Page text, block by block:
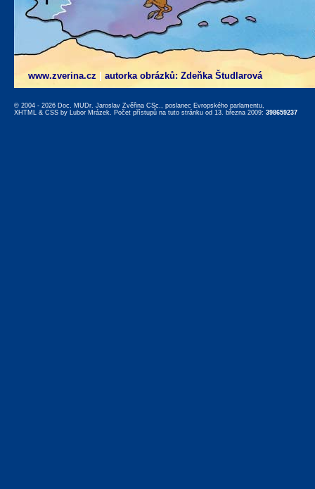
www.zverina.cz autorka obrázků: Zdeňka Študlarová
© 2004 - 2026 Doc. MUDr. Jaroslav Zvěřina CSc., poslanec Evropského parlamentu,
XHTML & CSS by Lubor Mrázek. Počet přístupů na tuto stránku od 13. března 2009: 398659237